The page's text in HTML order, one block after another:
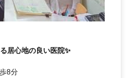
居心地の良い医院✨
8分